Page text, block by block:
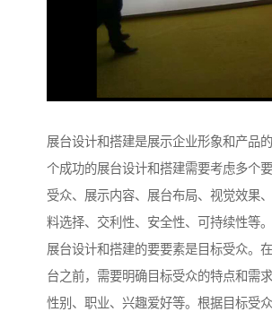
展台设计和搭建是展示企业形象和产品
个成功的展台设计和搭建需要考虑多个
受众、展示内容、展台布局、视觉效果
料选择、交利性、安全性、可持续性等。
展台设计和搭建的要要素是目标受众。
台之前，需要明确目标受众的特点和需求
性别、职业、兴趣爱好等。根据目标受